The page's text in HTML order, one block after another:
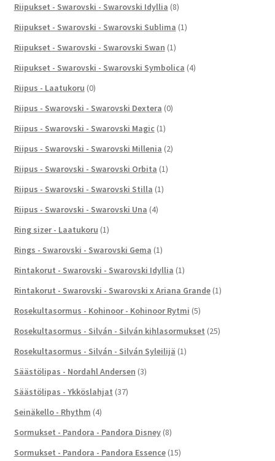
Riipukset - Swarovski - Swarovski Idyllia (8)
Riipukset - Swarovski - Swarovski Sublima (1)
Riipukset - Swarovski - Swarovski Swan (1)
Riipukset - Swarovski - Swarovski Symbolica (4)
Riipus - Laatukoru (0)
Riipus - Swarovski - Swarovski Dextera (0)
Riipus - Swarovski - Swarovski Magic (1)
Riipus - Swarovski - Swarovski Millenia (2)
Riipus - Swarovski - Swarovski Orbita (1)
Riipus - Swarovski - Swarovski Stilla (1)
Riipus - Swarovski - Swarovski Una (4)
Ring sizer - Laatukoru (1)
Rings - Swarovski - Swarovski Gema (1)
Rintakorut - Swarovski - Swarovski Idyllia (1)
Rintakorut - Swarovski - Swarovski x Ariana Grande (1)
Rosekultasormus - Kohinoor - Kohinoor Rytmi (5)
Rosekultasormus - Silván - Silván kihlasormukset (25)
Rosekultasormus - Silván - Silván Syleilijä (1)
Säästölipas - Nordahl Andersen (3)
Säästölipas - Ykköslahjat (37)
Seinäkello - Rhythm (4)
Sormukset - Pandora - Pandora Disney (8)
Sormukset - Pandora - Pandora Essence (15)